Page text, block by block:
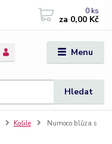
Menu
Hledat
0 ks
za 0,00 Kč
Košile
Numoco blůza s